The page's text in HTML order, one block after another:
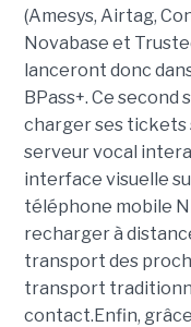
(Amesys, Airtag,
Novabase et
lanceront donc
BPass+. Ce
charger ses tickets
serveur vocal
interface visuelle
téléphone mobile
recharger à
transport des
transport
contact.Enfin,